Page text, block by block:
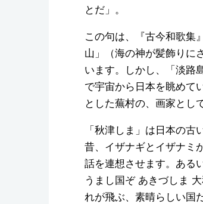
とだ」。
この句は、『古今和歌集
山」（海の神が髪飾りに
います。しかし、「淡路
で宇宙から日本を眺めて
とした蕪村の、画家とし
「秋津しま」は日本の
昔、イザナギとイザナミ
話を連想させます。ある
うまし国ぞ あきづしま
れが飛ぶ、素晴らしい国